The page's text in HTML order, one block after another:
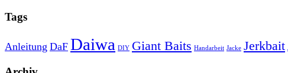
Tags
Anleitung DaF Daiwa DIY Giant Baits Handarbeit Jacke Jerkbait